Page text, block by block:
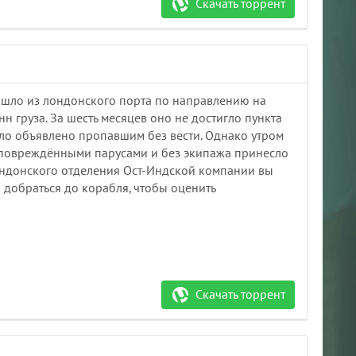
Скачать торрент
из лондонского порта по направлению на
груза. За шесть месяцев оно не достигло пункта
пропавшим без вести. Однако утром
парусами и без экипажа принесло
отделения Ост-Индской компании вы
до корабля, чтобы оценить
Скачать торрент